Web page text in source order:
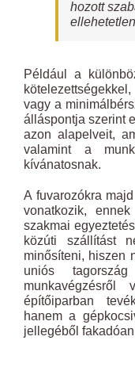
hozott
Például a
vagy a
álláspontja szerint
azon alapelveit,
valamint a
kívánatosnak.
A fuvarozókra
vonatkozik,
szakmai
közúti szállítást
minősíteni, hiszen
uniós
építőiparban
hanem a
jellegéből